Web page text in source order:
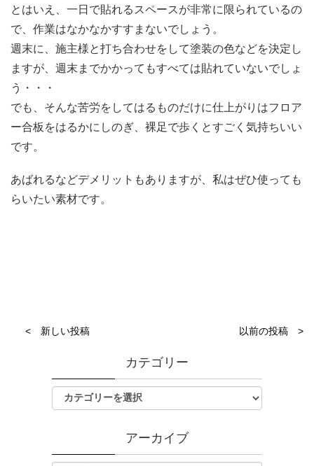
とはいえ、一日で貼れるスペースが非常に限られているの
で、作業はなかなかすすまないでしょう。
週末に、施主様と打ち合わせをして塗装の色などを決定し
ますが、週末までかかってもすべては貼れていないでしょ
う・・・
でも、そんな苦労をしてはるものだけに仕上がりはフロア
ー合板をはるかにしのぎ、裸足で歩くとすごく気持ちいい
です。
あばれるなどデメリットもありますが、私はぜひ使っても
らいたい素材です。
< 新しい投稿 以前の投稿 >
カテゴリー
アーカイブ